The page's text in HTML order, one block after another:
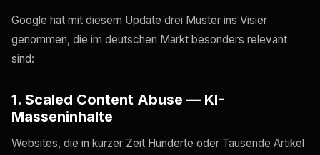
Google hat mit diesem Update drei Muster ins Visier
genommen, die im deutschen Markt besonders relevant
sind:
1. Scaled Content Abuse — KI-
Masseninhalte
Websites, die in kurzer Zeit Hunderte oder Tausende Artikel